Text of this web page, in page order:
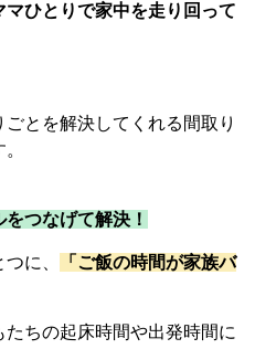
マひとりで家中を走り回って
とを解決してくれる間取り
つなげて解決！
に、
「ご飯の時間が家族バ
ちの起床時間や出発時間に